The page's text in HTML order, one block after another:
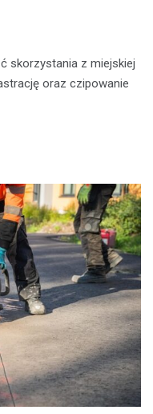
skorzystania z miejskiej
oraz czipowanie